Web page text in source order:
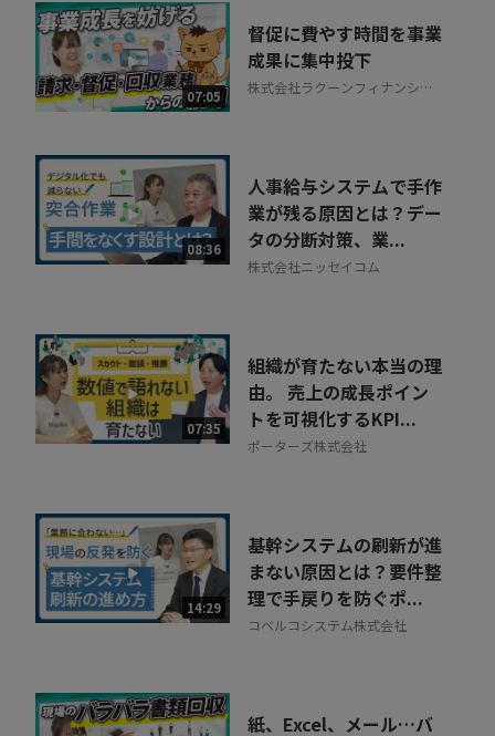
07:05
督促に費やす時間を事業
成果に集中投下
株式会社ラクーンフィナンシャ
08:36
人事給与システムで手作
業が残る原因とは？デー
タの分断対策、業...
株式会社ニッセイコム
07:35
組織が育たない本当の理
由。 売上の成長ポイン
トを可視化するKPI...
ポーターズ株式会社
14:29
基幹システムの刷新が進
まない原因とは？要件整
理で手戻りを防ぐポ...
コベルコシステム株式会社
紙、Excel、メール…バ